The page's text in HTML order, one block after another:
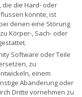
die die Hard- oder
könnte, ist
denen eine Störung
Körper-, Sach- oder
Software oder Teile
zu
einem
Abänderung oder
Dritte vornehmen zu